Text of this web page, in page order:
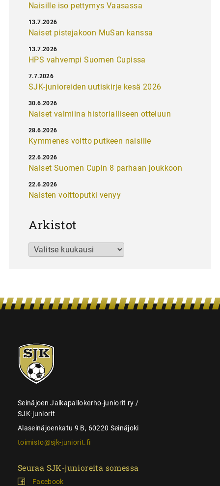
Naisille iso pettymys Vaasassa
Naiset pistejakoon MuSan kanssa
13.7.2026
HPS vahvempi Suomen Cupissa
13.7.2026
SJK-junioreiden uutiskirje kesä 2026
7.7.2026
Naiset valmiina historialliseen otteluun
30.6.2026
Kymmenes voitto putkeen naisille
28.6.2026
Naiset Suomen Cupin 8 parhaan joukkoon
22.6.2026
Naisten voittoputki venyy
22.6.2026
Arkistot
Arkistot
SJK-
juniorit
Seinäjoen Jalkapallokerho-juniorit ry /
SJK-juniorit
Alaseinäjoenkatu 9 B, 60220 Seinäjoki
toimisto@sjk-juniorit.fi
Seuraa SJK-junioreita somessa
Facebook